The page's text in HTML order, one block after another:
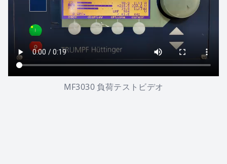
MF3030 負荷テストビデオ